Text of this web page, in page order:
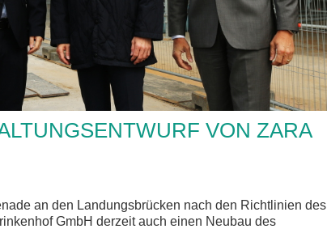
VON ZARA
an den Landungsbrücken nach den Richtlinien des
GmbH derzeit auch einen Neubau des